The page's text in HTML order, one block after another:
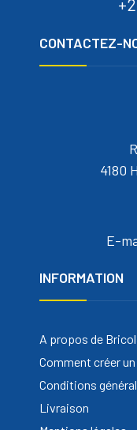
CONTACTEZ-
4180
E-
INFORMATION
A propos de
Comment créer
Conditions
Livraison